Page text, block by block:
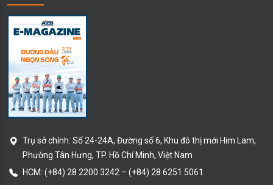
Trụ sở chính: Số 24-24A, Đường số 6, Khu đô thị mới Him Lam,
Phường Tân Hưng, TP. Hồ Chí Minh, Việt Nam
HCM: (+84) 28 2200 3242 – (+84) 28 6251 5061